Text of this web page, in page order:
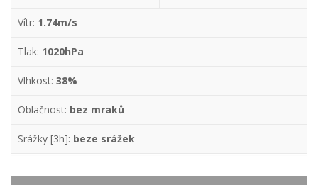
Vítr: 1.74m/s
Tlak: 1020hPa
Vlhkost: 38%
Oblačnost: bez mraků
Srážky [3h]: beze srážek